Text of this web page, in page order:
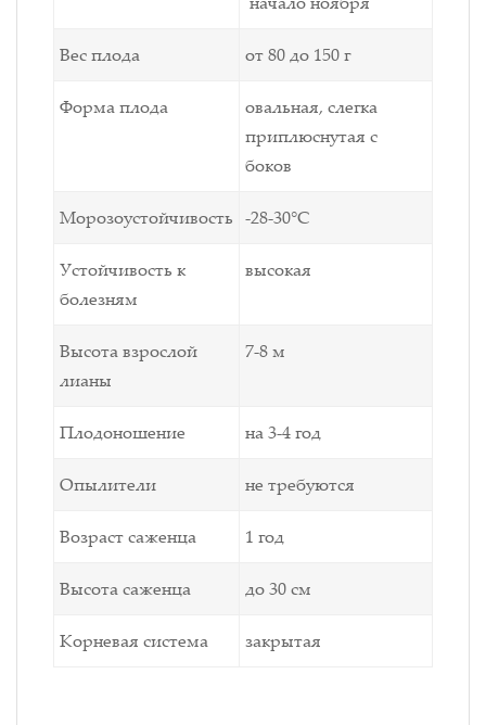
Вес плода от 80 до 150 г
Форма плода
овальная, слегка
приплюснутая с
боков
Морозоустойчивость -28-30°С
Устойчивость к
болезням
высокая
Высота взрослой
лианы
7-8 м
Плодоношение на 3-4 год
Опылители не требуются
Возраст саженца 1 год
Высота саженца до 30 см
Корневая система закрытая